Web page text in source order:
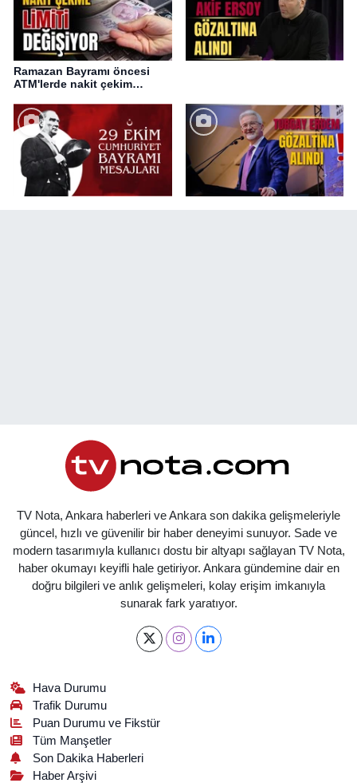
Ramazan Bayramı öncesi
ATM'lerde nakit çekim
TV Nota, Ankara haberleri ve Ankara son dakika gelişmeleriyle
güncel, hızlı ve güvenilir bir haber deneyimi sunuyor. Sade ve
modern tasarımıyla kullanıcı dostu bir altyapı sağlayan TV Nota,
haber okumayı keyifli hale getiriyor. Ankara gündemine dair en
doğru bilgileri ve anlık gelişmeleri, kolay erişim imkanıyla
sunarak fark yaratıyor.
Hava Durumu
Trafik Durumu
Puan Durumu ve Fikstür
Tüm Manşetler
Son Dakika Haberleri
Haber Arşivi